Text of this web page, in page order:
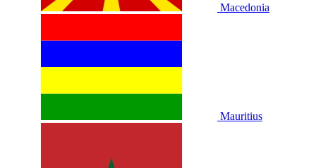
Macedonia
Mauritius